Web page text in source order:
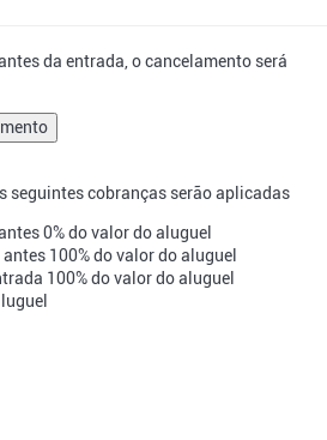
da entrada, o cancelamento será
seguintes cobranças serão aplicadas
0% do valor do aluguel
antes 100% do valor do aluguel
100% do valor do aluguel